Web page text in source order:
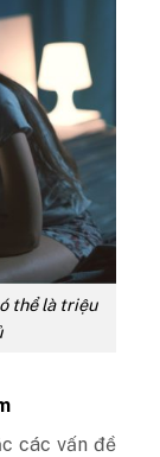
thể là triệu
các vấn đề